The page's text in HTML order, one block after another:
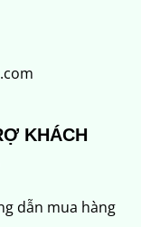
KHÁCH
dẫn mua hàng